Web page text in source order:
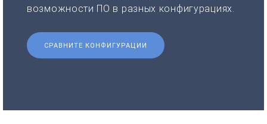
возможности ПО в разных конфигурациях.
СРАВНИТЕ КОНФИГУРАЦИИ